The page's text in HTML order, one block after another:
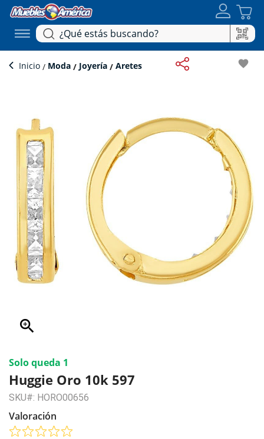
Inicio Moda Joyería Aretes favorite
zoom_in
Solo queda 1
Huggie Oro 10k 597
SKU#: HORO00656
Valoración